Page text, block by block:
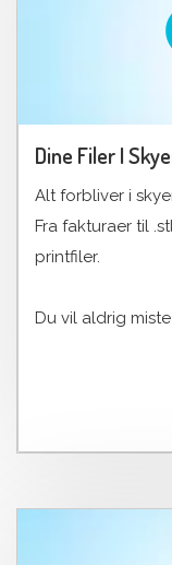
Dine Filer I
Alt forbliver i
Fra fakturaer til
printfiler.
Du vil aldrig